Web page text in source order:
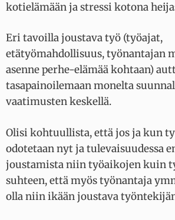
kotielämään ja stressi kotona
Eri tavoilla joustava työ (työajat,
etätyömahdollisuus, työnantajan
asenne perhe-elämää kohtaan)
tasapainoilemaan monelta
vaatimusten keskellä.
Olisi kohtuullista, että jos ja kun
odotetaan nyt ja tulevaisuudessa
joustamista niin työaikojen kuin
suhteen, että myös työnantaja
olla niin ikään joustava